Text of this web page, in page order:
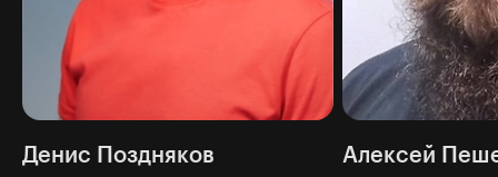
Денис Поздняков Алексей